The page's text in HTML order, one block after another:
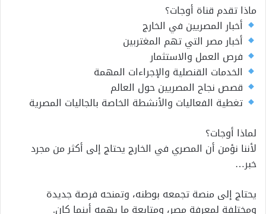
ماذا تقدم قناة أوجات؟
أخبار المصريين في الخارج
أخبار مصر التي تهم المغتربين
فرص العمل والاستثمار
الخدمات القنصلية والإجراءات المهمة
قصص نجاح المصريين حول العالم
تغطية الفعاليات والأنشطة الخاصة بالجاليات المصرية
لماذا أوجات؟
لأننا نؤمن أن المصري في الخارج يحتاج إلى أكثر من مجرد
خبر…
يحتاج إلى منصة تجمعه بوطنه، وتمنحه فرصة جديدة
ومختلفة لمعرفة مصر، ومتابعة ما يهمه أينما كان.